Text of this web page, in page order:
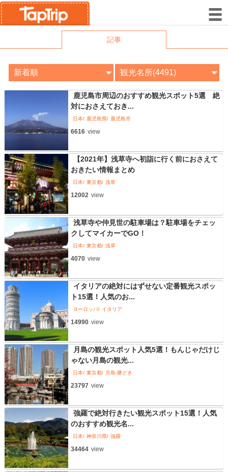
記事
鹿児島市周辺のおすすめ観光スポット5選 絶
対におさえておき...
日本 鹿児島県 鹿児島市
6616 view
【2021年】浅草寺へ初詣に行く前におさえて
おきたい情報まとめ
日本 東京都 浅草
12002 view
浅草寺や仲見世の駐車場は？駐車場をチェッ
クしてマイカーでGO！
日本 東京都 浅草
4070 view
イタリアの絶対にはずせない定番観光スポッ
ト15選！人気のお...
ヨーロッパ イタリア
14990 view
月島の観光スポット人気5選！もんじゃだけじ
ゃない月島の観光...
日本 東京都 月島-勝どき
23797 view
強羅で絶対行きたい観光スポット15選！人気
のおすすめ観光名...
日本 神奈川県 強羅
34464 view